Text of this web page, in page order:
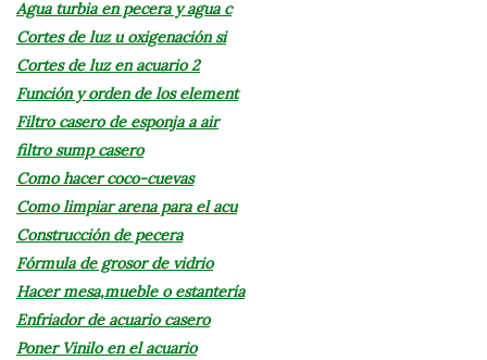
Agua turbia en pecera y agua c
Cortes de luz u oxigenación si
Cortes de luz en acuario 2
Función y orden de los element
Filtro casero de esponja a air
filtro sump casero
Como hacer coco-cuevas
Como limpiar arena para el acu
Construcción de pecera
Fórmula de grosor de vidrio
Hacer mesa,mueble o estantería
Enfriador de acuario casero
Poner Vinilo en el acuario